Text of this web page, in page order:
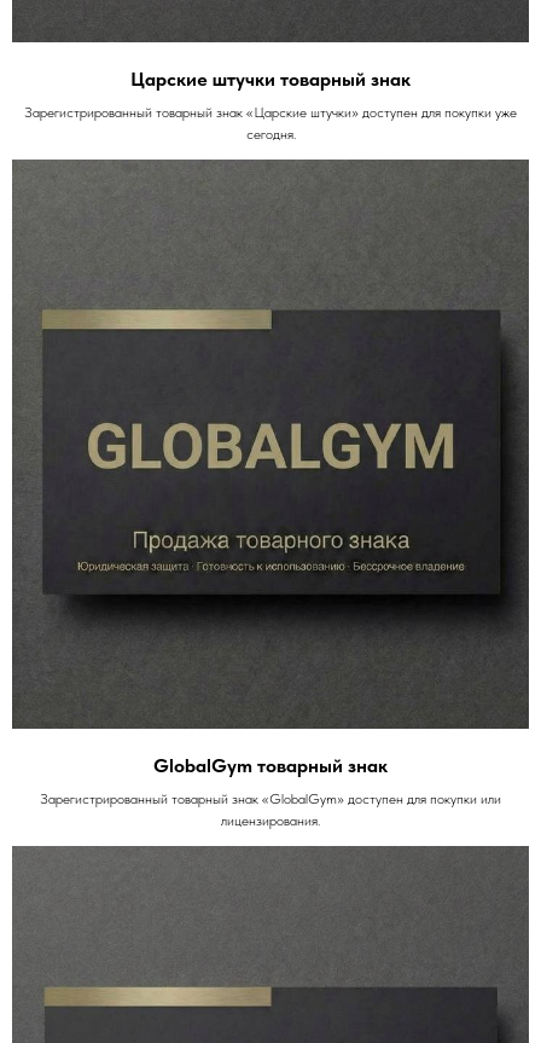
Царские штучки товарный знак
Зарегистрированный товарный знак «Царские штучки» доступен для покупки уже
сегодня.
GlobalGym товарный знак
Зарегистрированный товарный знак «GlobalGym» доступен для покупки или
лицензирования.